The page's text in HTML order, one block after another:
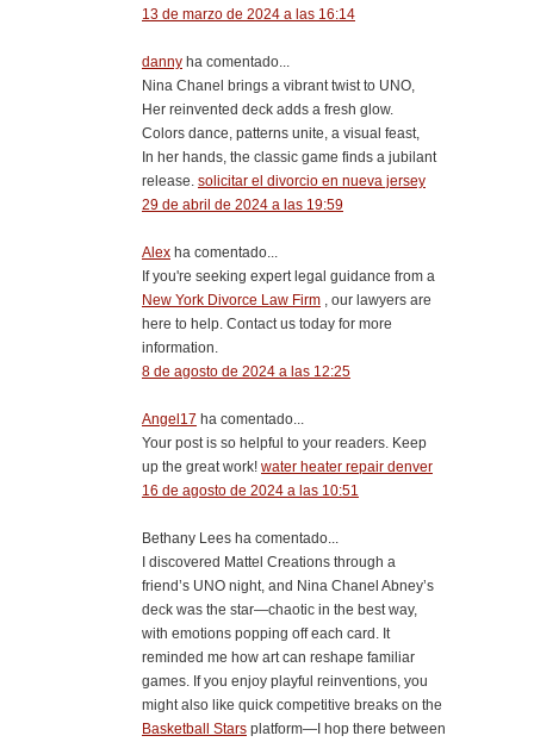
13 de marzo de 2024 a las 16:14
danny ha comentado...
Nina Chanel brings a vibrant twist to UNO,
Her reinvented deck adds a fresh glow.
Colors dance, patterns unite, a visual feast,
In her hands, the classic game finds a jubilant
release. solicitar el divorcio en nueva jersey
29 de abril de 2024 a las 19:59
Alex ha comentado...
If you're seeking expert legal guidance from a
New York Divorce Law Firm , our lawyers are
here to help. Contact us today for more
information.
8 de agosto de 2024 a las 12:25
Angel17 ha comentado...
Your post is so helpful to your readers. Keep
up the great work! water heater repair denver
16 de agosto de 2024 a las 10:51
Bethany Lees ha comentado...
I discovered Mattel Creations through a
friend’s UNO night, and Nina Chanel Abney’s
deck was the star—chaotic in the best way,
with emotions popping off each card. It
reminded me how art can reshape familiar
games. If you enjoy playful reinventions, you
might also like quick competitive breaks on the
Basketball Stars platform—I hop there between